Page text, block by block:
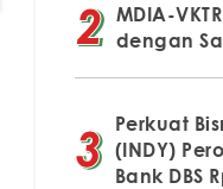
MDIA-
dengan
Perkuat
(INDY)
Bank DBS